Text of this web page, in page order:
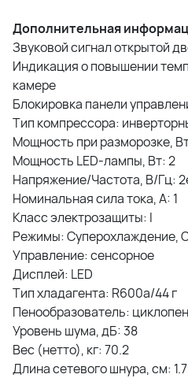
Дополнительная
Звуковой сигнал открытой
Индикация о повышении
камере
Блокировка панели
Тип компрессора:
Мощность при разморозке,
Мощность LED-лампы, Вт: 2
Напряжение/Частота, В/Гц:
Номинальная сила тока, А: 1
Класс электрозащиты: I
Режимы: Суперохлаждение,
Управление: сенсорное
Дисплей: LED
Тип хладагента: R600а/44 г
Пенообразователь:
Уровень шума, дБ: 38
Вес (нетто), кг: 70.2
Длина сетевого шнура, см: